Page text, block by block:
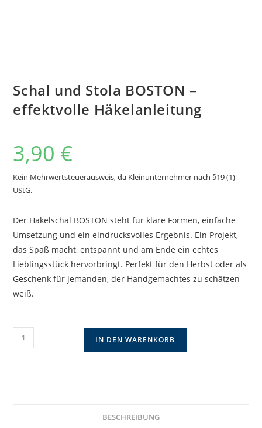
Schal und Stola BOSTON –
effektvolle Häkelanleitung
3,90 €
Kein Mehrwertsteuerausweis, da Kleinunternehmer nach §19 (1)
UStG.
Der Häkelschal BOSTON steht für klare Formen, einfache
Umsetzung und ein eindrucksvolles Ergebnis. Ein Projekt,
das Spaß macht, entspannt und am Ende ein echtes
Lieblingsstück hervorbringt. Perfekt für den Herbst oder als
Geschenk für jemanden, der Handgemachtes zu schätzen
weiß.
Schal
und
IN DEN WARENKORB
BESCHREIBUNG